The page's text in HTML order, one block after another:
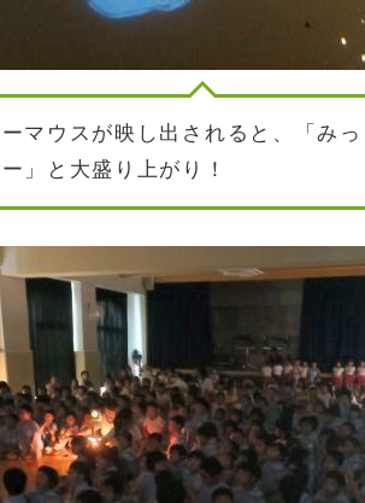
ーマウスが映し出されると、「み
」と大盛り上がり！